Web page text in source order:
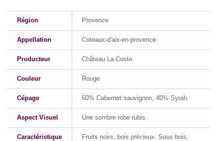
Région Provence
Appellation Coteaux-d'aix-en-provence
Producteur Château La Coste
Couleur Rouge
Cépage 60% Cabernet sauvignon, 40% Syrah.
Aspect Visuel Une sombre robe rubis.
Caractéristique
Fruits noirs, bois précieux. Sous bois,